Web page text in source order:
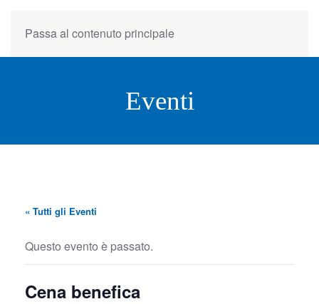
Passa al contenuto principale
Eventi
« Tutti gli Eventi
Questo evento è passato.
Cena benefica